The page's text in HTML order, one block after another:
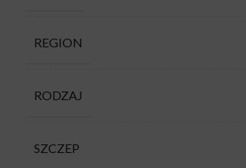
REGION
RODZAJ
SZCZEP